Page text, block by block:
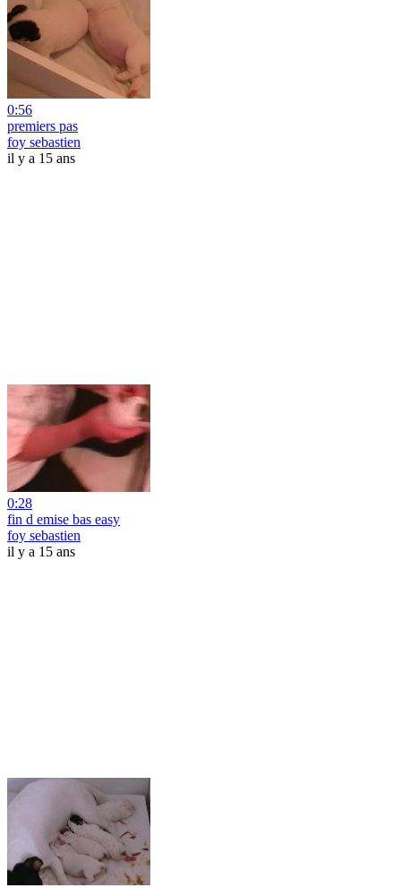
0:56
premiers pas
foy sebastien
il y a 15 ans
0:28
fin d emise bas easy
foy sebastien
il y a 15 ans